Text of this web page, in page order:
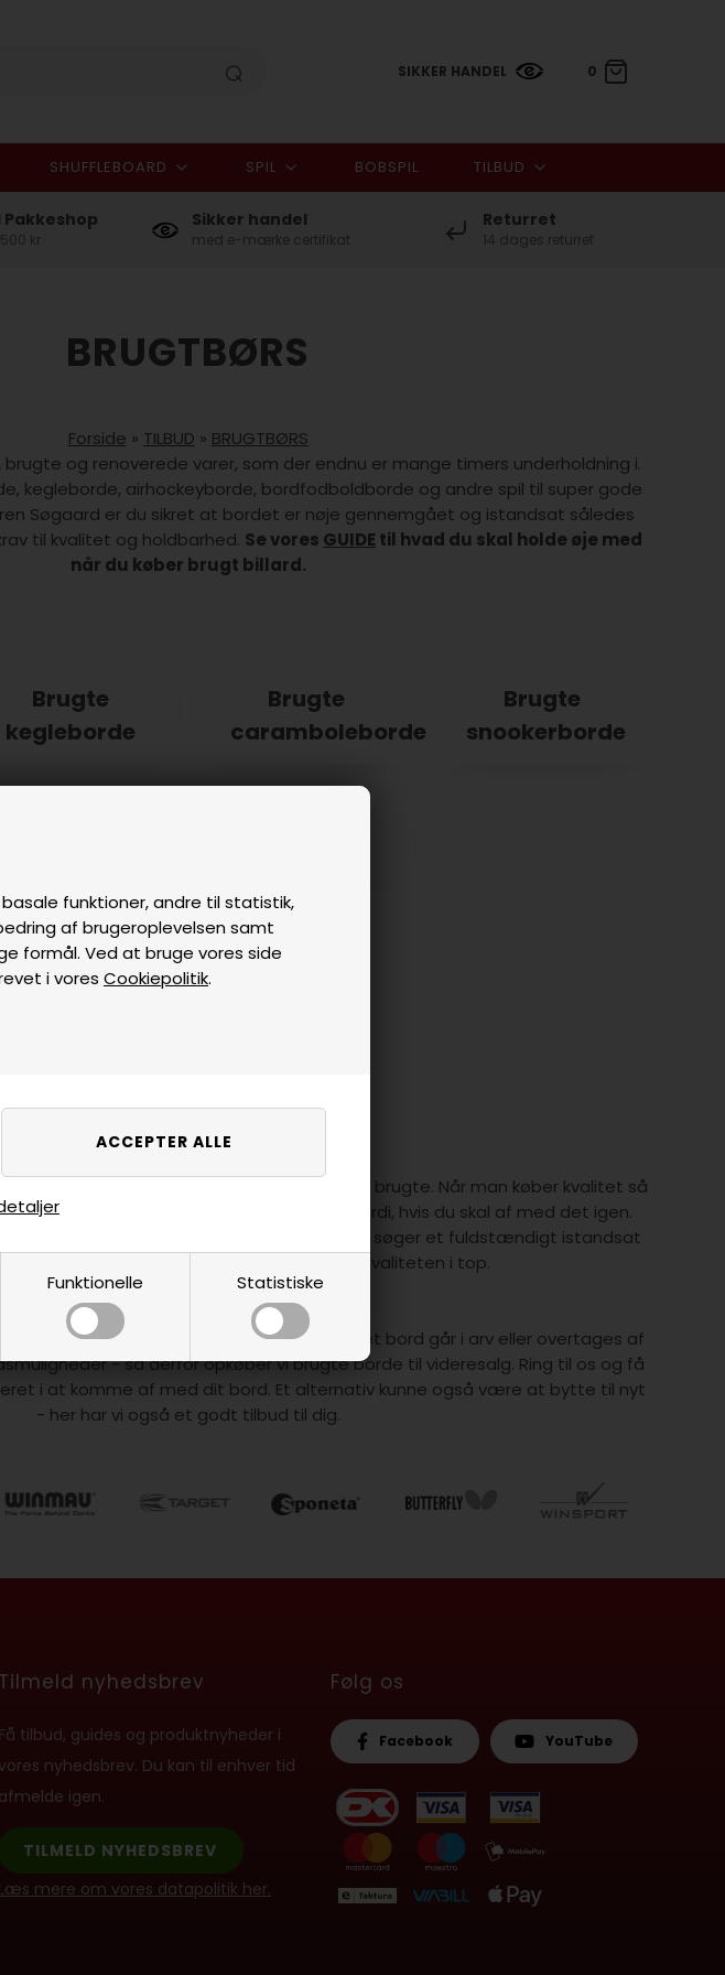
funktioner, andre til statistik,
af brugeroplevelsen samt
formål. Ved at bruge vores side
i vores Cookiepolitik.
Funktionelle Statistiske
SIKKER HANDEL 0
I alt 0,00 DKK
SHUFFLEBOARD SPIL BOBSPIL TILBUD
kr
Sikker handel
med e-mærke certifikat
Returret
14 dages returret
BRUGTBØRS
Forside » TILBUD » BRUGTBØRS
og renoverede varer, som der endnu er mange timers underholdning i.
kegleborde, airhockeyborde, bordfodboldborde og andre spil til super gode
Søgaard er du sikret at bordet er nøje gennemgået og istandsat således
til kvalitet og holdbarhed. Se vores GUIDE til hvad du skal holde øje med
når du køber brugt billard.
Brugte
kegleborde
Brugte
caramboleborde
Brugte
snookerborde
dart
Side 1/1
selvom de har mange år på bagen eller er brugte. Når man køber kvalitet så
om at ens bord har en gen-forhandlingsværdi, hvis du skal af med det igen.
som du selv kan sætte istand eller om du søger et fuldstændigt istandsat
vi et godt tilbud til dig, hvor prisen er god og kvaliteten i top.
Vi opkøber også brugte borde
en livstid, så det er ikke usandsynligt at et bord går i arv eller overtages af
- så derfor opkøber vi brugte borde til videresalg. Ring til os og få
i at komme af med dit bord. Et alternativ kunne også være at bytte til nyt
- her har vi også et godt tilbud til dig.
Tilmeld nyhedsbrev
Få tilbud, guides og produktnyheder i
vores nyhedsbrev. Du kan til enhver tid
afmelde igen.
TILMELD NYHEDSBREV
Læs mere om vores datapolitik her.
Følg os
Facebook YouTube